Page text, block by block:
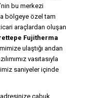
bu merkezi
bölgeye özel tam
araçlardan oluşan
Fujitherma
ulaştığı andan
vasıtasıyla
saniyeler içinde
adresinize çabuk